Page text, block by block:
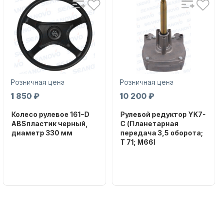
Автохолодильник KYODA
Дистанционное управление
Розничная цена
1 850 ₽
Колесо рулевое 161-D
ABSпластик черный,
диаметр 330 мм
Розничная цена
10 200 ₽
Рулевой редуктор YK7-
C (Планетарная
передача 3,5 оборота;
T 71; M66)